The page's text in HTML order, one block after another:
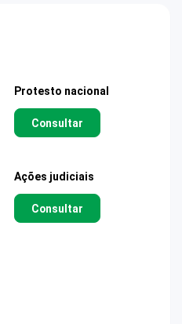
Protesto nacional
Consultar
Ações judiciais
Consultar